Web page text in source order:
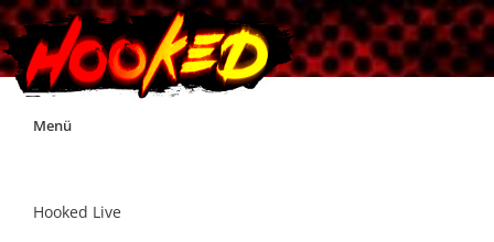
Skip
Menü
Hooked Live